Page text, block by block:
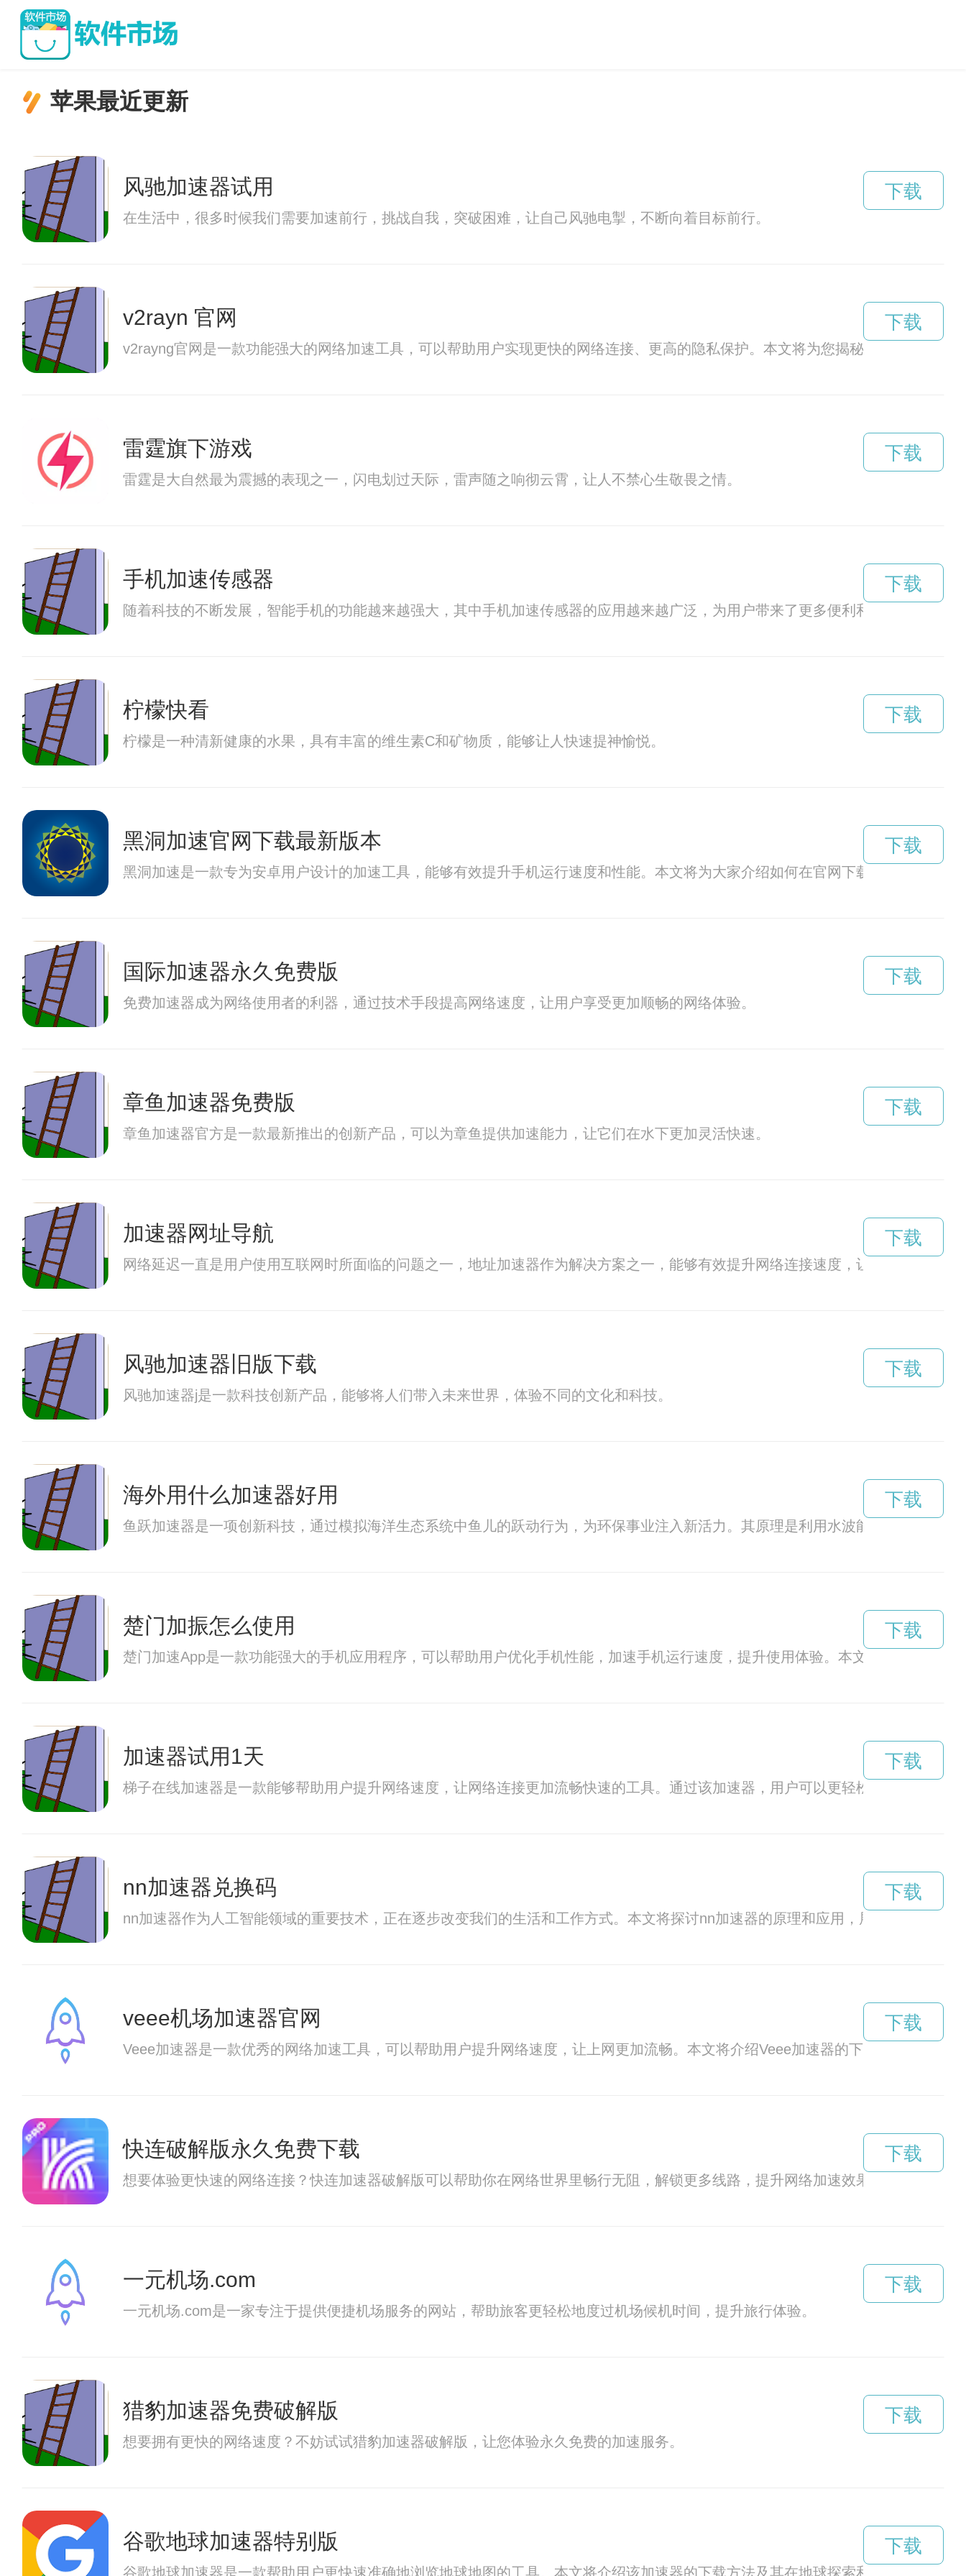
苹果最近更新
风驰加速器试用
在生活中，很多时候我们需要加速前行，挑战自我，突破困难，让自己风驰电掣，不断向着目标前行。
下载
v2rayn 官网
v2rayng官网是一款功能强大的网络加速工具，可以帮助用户实现更快的网络连接、更高的隐私保护。本文将为您揭秘v2rayng官网的
下载
雷霆旗下游戏
雷霆是大自然最为震撼的表现之一，闪电划过天际，雷声随之响彻云霄，让人不禁心生敬畏之情。
下载
手机加速传感器
随着科技的不断发展，智能手机的功能越来越强大，其中手机加速传感器的应用越来越广泛，为用户带来了更多便利和乐趣。
下载
柠檬快看
柠檬是一种清新健康的水果，具有丰富的维生素C和矿物质，能够让人快速提神愉悦。
下载
黑洞加速官网下载最新版本
黑洞加速是一款专为安卓用户设计的加速工具，能够有效提升手机运行速度和性能。本文将为大家介绍如何在官网下载最新版的黑洞
下载
国际加速器永久免费版
免费加速器成为网络使用者的利器，通过技术手段提高网络速度，让用户享受更加顺畅的网络体验。
下载
章鱼加速器免费版
章鱼加速器官方是一款最新推出的创新产品，可以为章鱼提供加速能力，让它们在水下更加灵活快速。
下载
加速器网址导航
网络延迟一直是用户使用互联网时所面临的问题之一，地址加速器作为解决方案之一，能够有效提升网络连接速度，让用户享受更流
下载
风驰加速器旧版下载
风驰加速器j是一款科技创新产品，能够将人们带入未来世界，体验不同的文化和科技。
下载
海外用什么加速器好用
鱼跃加速器是一项创新科技，通过模拟海洋生态系统中鱼儿的跃动行为，为环保事业注入新活力。其原理是利用水波能源，促进海洋
下载
楚门加振怎么使用
楚门加速App是一款功能强大的手机应用程序，可以帮助用户优化手机性能，加速手机运行速度，提升使用体验。本文将详细介绍楚
下载
加速器试用1天
梯子在线加速器是一款能够帮助用户提升网络速度，让网络连接更加流畅快速的工具。通过该加速器，用户可以更轻松地畅游互联网
下载
nn加速器兑换码
nn加速器作为人工智能领域的重要技术，正在逐步改变我们的生活和工作方式。本文将探讨nn加速器的原理和应用，展望其在未来科
下载
veee机场加速器官网
Veee加速器是一款优秀的网络加速工具，可以帮助用户提升网络速度，让上网更加流畅。本文将介绍Veee加速器的下载方式及使用
下载
快连破解版永久免费下载
想要体验更快速的网络连接？快连加速器破解版可以帮助你在网络世界里畅行无阻，解锁更多线路，提升网络加速效果。
下载
一元机场.com
一元机场.com是一家专注于提供便捷机场服务的网站，帮助旅客更轻松地度过机场候机时间，提升旅行体验。
下载
猎豹加速器免费破解版
想要拥有更快的网络速度？不妨试试猎豹加速器破解版，让您体验永久免费的加速服务。
下载
谷歌地球加速器特别版
谷歌地球加速器是一款帮助用户更快速准确地浏览地球地图的工具。本文将介绍该加速器的下载方法及其在地球探索和科技应用方面
下载